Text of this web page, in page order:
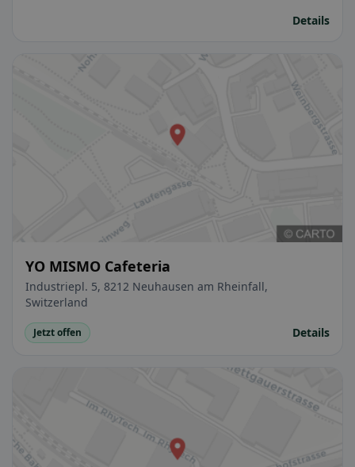
Details
YO MISMO Cafeteria
Industriepl. 5, 8212 Neuhausen am Rheinfall,
Switzerland
Jetzt offen Details